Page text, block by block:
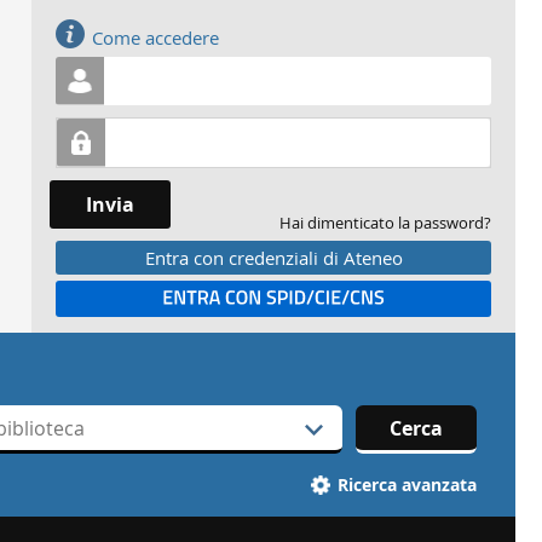
Come accedere
Invia
Hai dimenticato la password?
Entra con credenziali di Ateneo
Entra con SPID
Cerca
Ricerca avanzata